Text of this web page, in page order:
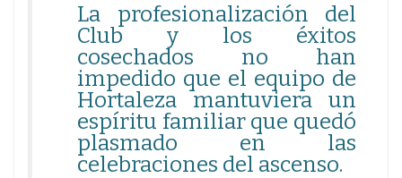
La profesionalización del
Club y los éxitos
cosechados no han
impedido que el equipo de
Hortaleza mantuviera un
espíritu familiar que quedó
plasmado en las
celebraciones del ascenso.